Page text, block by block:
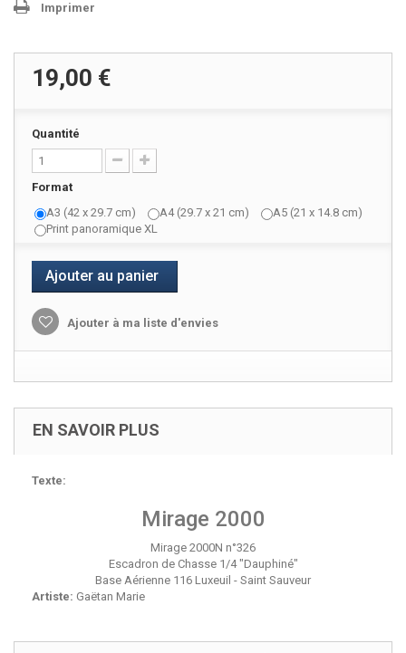
Imprimer
19,00 €
Quantité
Format
A3 (42 x 29.7 cm)
A4 (29.7 x 21 cm)
A5 (21 x 14.8 cm)
Print panoramique XL
Ajouter au panier
Ajouter à ma liste d'envies
EN SAVOIR PLUS
Texte:
Mirage 2000
Mirage 2000N n°326
Escadron de Chasse 1/4 "Dauphiné"
Base Aérienne 116 Luxeuil - Saint Sauveur
Artiste: Gaëtan Marie